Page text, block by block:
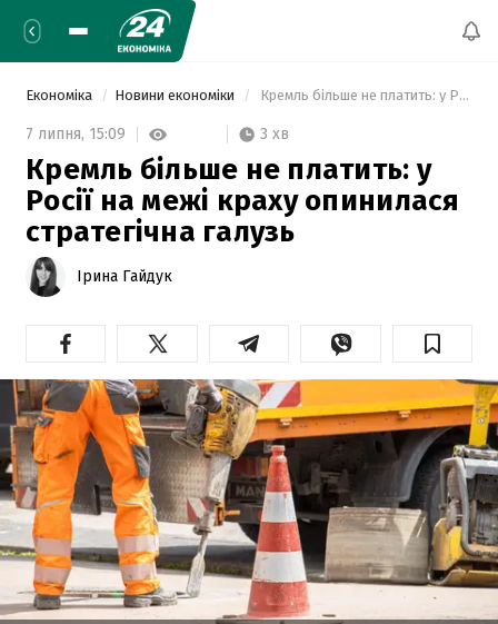
Економіка Новини економіки Кремль більше не платить: у Росії на межі краху опинилася стратегічна галузь
7 липня, 15:09 3 хв
Кремль більше не платить: у
Росії на межі краху опинилася
стратегічна галузь
Ірина Гайдук